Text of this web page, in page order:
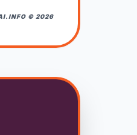
© 2026